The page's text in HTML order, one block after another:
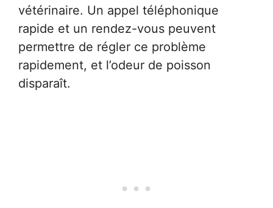
vétérinaire. Un appel téléphonique
rapide et un rendez-vous peuvent
permettre de régler ce problème
rapidement, et l’odeur de poisson
disparaît.